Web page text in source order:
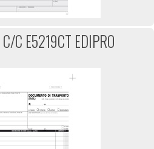
C E5219CT EDIPRO